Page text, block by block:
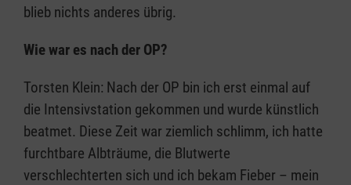
blieb nichts anderes übrig.
Wie war es nach der OP?
Torsten Klein: Nach der OP bin ich erst einmal auf
die Intensivstation gekommen und wurde künstlich
beatmet. Diese Zeit war ziemlich schlimm, ich hatte
furchtbare Albträume, die Blutwerte
verschlechterten sich und ich bekam Fieber – mein